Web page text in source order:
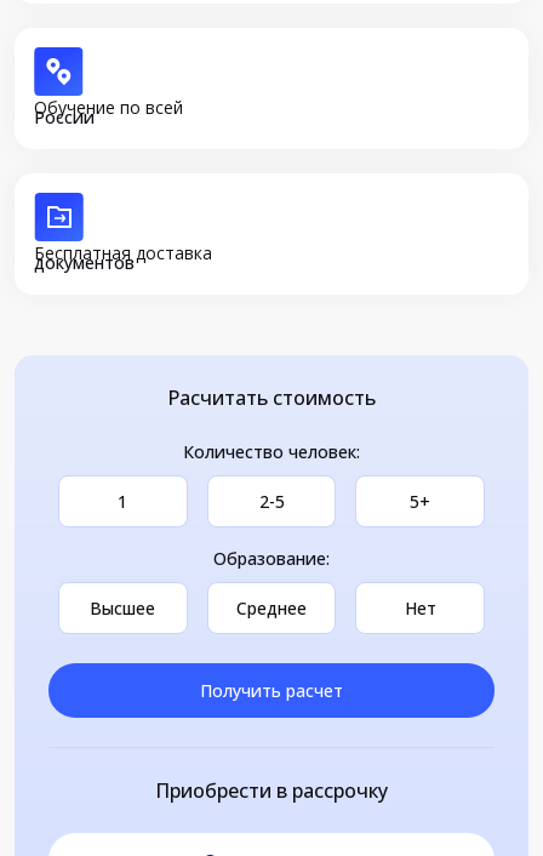
Обучение по всей
России
Бесплатная доставка
документов
Расчитать стоимость
Количество человек:
1 2-5 5+
Образование:
Высшее Среднее Нет
Получить расчет
Приобрести в рассрочку